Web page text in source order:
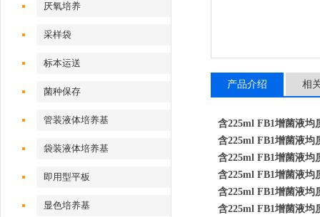
厌氧培养
采样袋
标本运送
菌种保存
管装液体培养基
袋装液体培养基
即用型平板
显色培养基
产品介绍 相
含225ml FB1增菌液均
含225ml FB1增菌液均
含225ml FB1增菌液均
含225ml FB1增菌液均
含225ml FB1增菌液均
含225ml FB1增菌液均